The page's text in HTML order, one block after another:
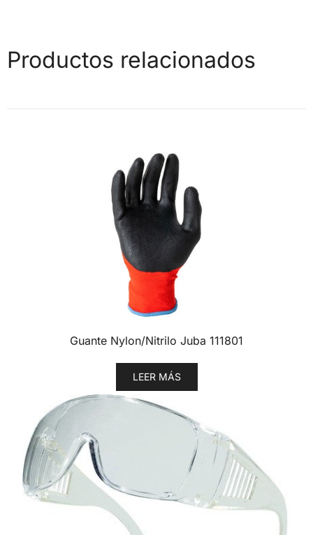
Productos relacionados
Guante Nylon/Nitrilo Juba 111801
LEER MÁS